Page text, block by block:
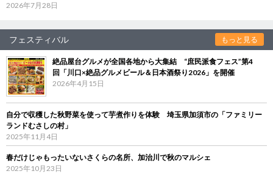
2026年7月28日
フェスティバル もっと見る
絶品屋台グルメが全国各地から大集結 “庶民派食フェス”第4
回「川口×絶品グルメビール＆日本酒祭り2026」を開催
2026年4月15日
自分で収穫した秋野菜を使って芋煮作りを体験 埼玉県加須市の「ファミリー
ランドむさしの村」
2025年11月4日
春だけじゃもったいないさくらの名所、加治川で秋のマルシェ
2025年10月23日